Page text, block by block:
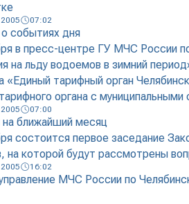
07:02
событиях дня
в пресс-центре ГУ МЧС России
на льду водоемов в зимний
«Единый тарифный орган
органа с муниципальными
07:00
ближайший месяц
состоится первое заседание
на которой будут рассмотрены
16:02
МЧС России по